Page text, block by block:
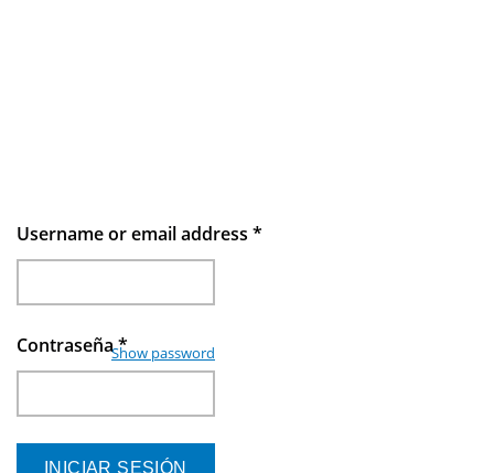
Username or email address *
Contraseña*
Show password